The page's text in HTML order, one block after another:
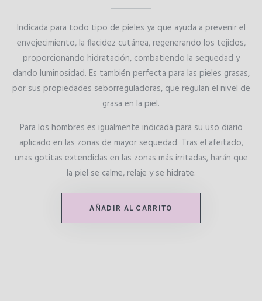
Indicada para todo tipo de pieles ya que ayuda a prevenir el
envejecimiento, la flacidez cutánea, regenerando los tejidos,
proporcionando hidratación, combatiendo la sequedad y
dando luminosidad. Es también perfecta para las pieles grasas,
por sus propiedades seborreguladoras, que regulan el nivel de
grasa en la piel.
Para los hombres es igualmente indicada para su uso diario
aplicado en las zonas de mayor sequedad. Tras el afeitado,
unas gotitas extendidas en las zonas más irritadas, harán que
la piel se calme, relaje y se hidrate.
AÑADIR AL CARRITO